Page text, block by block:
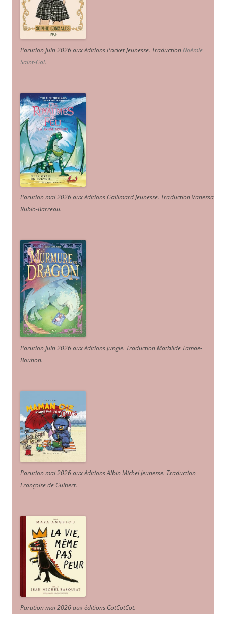
Parution juin 2026 aux éditions Pocket Jeunesse. TraductionNoémie
Saint-Gal.
Parution mai 2026 aux éditions Gallimard Jeunesse. Traduction Vanessa
Rubio-Barreau.
Parution juin 2026 aux éditions Jungle. Traduction Mathilde Tamae-
Bouhon.
Parution mai 2026 aux éditions Albin Michel Jeunesse. Traduction
Françoise de Guibert.
Parution mai 2026 aux éditions CotCotCot.